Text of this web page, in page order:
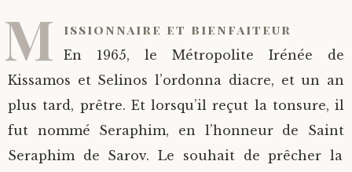
Saint Sophrony l’Athonite
Sainte Xenia
Sainte Matrone de Moscou
Staritsa Marie Makovkine
Natalia de Vyritsa
Staritsa Anastasia
Archimandrite Lazare (Abachidzé)
Geronda Arsenios le Spiléote
Gerondissa Makrina (Vassopoulou)
Archimandrite Nathanaël (Pospelov)
M issionnaire et bienfaiteur
En 1965, le Métropolite Irénée de
Kissamos et Selinos l’ordonna diacre, et un an
plus tard, prêtre. Et lorsqu’il reçut la tonsure, il
fut nommé Seraphim, en l’honneur de Saint
Seraphim de Sarov. Le souhait de prêcher la